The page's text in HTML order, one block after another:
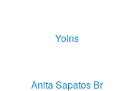
Yoins
Anita Sapatos Br